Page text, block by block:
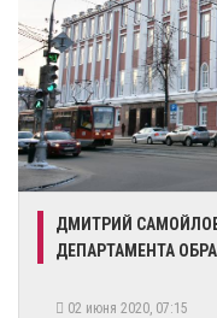
ДМИТРИЙ
ДЕПАРТАМЕНТА
02 июня 2020, 07:15